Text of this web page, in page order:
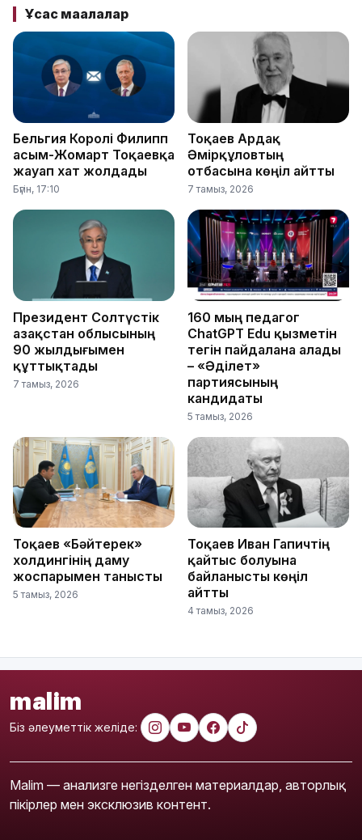
Ұқсас мақалалар
Бельгия Королі Филипп
Қасым-Жомарт Тоқаевқа
жауап хат жолдады
Бүгін, 17:10
Тоқаев Ардақ
Әмірқұловтың
отбасына көңіл айтты
7 тамыз, 2026
Президент Солтүстік
Қазақстан облысының
90 жылдығымен
құттықтады
7 тамыз, 2026
160 мың педагог
ChatGPT Edu қызметін
тегін пайдалана алады
– «Әділет»
партиясының
кандидаты
5 тамыз, 2026
Тоқаев «Бәйтерек»
холдингінің даму
жоспарымен танысты
5 тамыз, 2026
Тоқаев Иван Гапичтің
қайтыс болуына
байланысты көңіл
айтты
4 тамыз, 2026
malim
Біз әлеуметтік желіде:
Malim — анализге негізделген материалдар, авторлық
пікірлер мен эксклюзив контент.